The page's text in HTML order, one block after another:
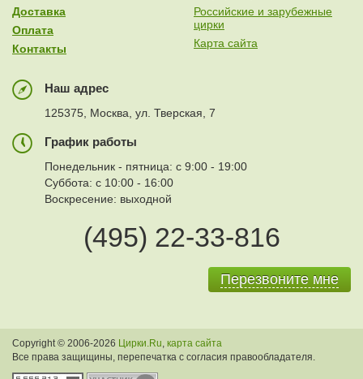
Доставка
Оплата
Контакты
Российские и зарубежные
цирки
Карта сайта
Наш адрес
125375, Москва, ул. Тверская, 7
График работы
Понедельник - пятница: с 9:00 - 19:00
Суббота: с 10:00 - 16:00
Воскресение: выходной
(495) 22-33-816
Перезвоните мне
Copyright © 2006-2026 Цирки.Ru, карта сайта
Все права защищины, перепечатка с согласия правообладателя.